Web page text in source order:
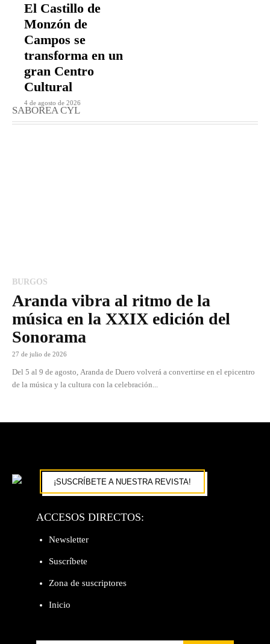
El Castillo de
Monzón de
Campos se
transforma en un
gran Centro
Cultural
4 de agosto de 2026
SABOREA CYL
BURGOS
Aranda vibra al ritmo de la
música en la XXIX edición del
Sonorama
27 de julio de 2026
Del 5 al 9 de agosto, Aranda de Duero volverá a convertirse en el epicentro
de la música y la cultura con la celebración...
¡SUSCRÍBETE A NUESTRA REVISTA!
ACCESOS DIRECTOS:
Newsletter
Suscríbete
Zona de suscriptores
Inicio